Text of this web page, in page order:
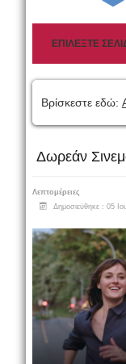
Βρίσκεστε εδώ:
Δωρεάν
Λεπτομέρειες
Δημοσιεύθηκε : 05